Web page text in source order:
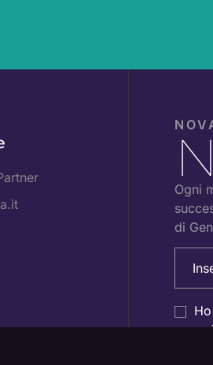
Ogni
di
come